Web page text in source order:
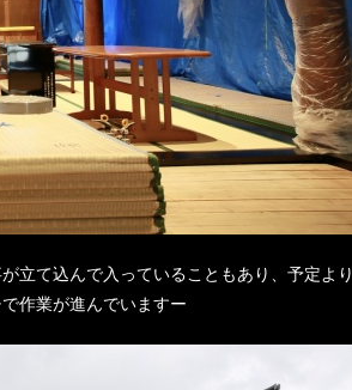
立て込んで入っていることもあり、予定より
作業が進んでいますー